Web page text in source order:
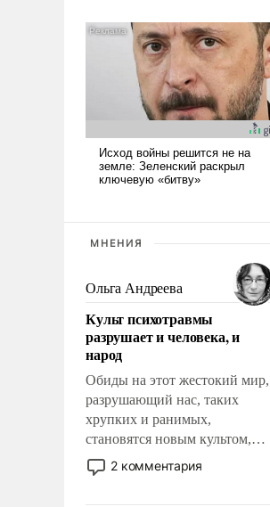
МНЕНИЯ
Ольга Андреева
Культ психотравмы
разрушает и человека, и
народ
Обиды на этот жестокий мир,
разрушающий нас, таких
хрупких и ранимых,
становятся новым культом,
постепенно вытесняя и
отменяя традиционное
2 комментария